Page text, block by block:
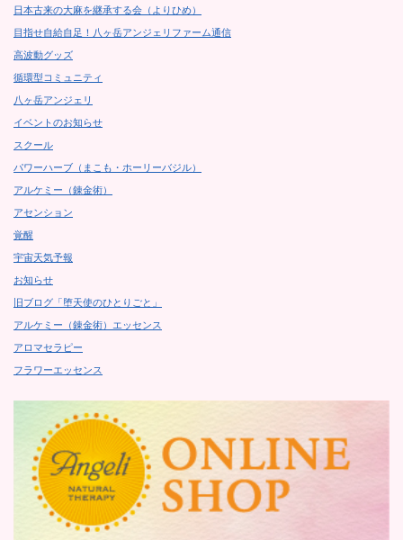
日本古来の大麻を継承する会（よりひめ）
目指せ自給自足！八ヶ岳アンジェリファーム通信
高波動グッズ
循環型コミュニティ
八ヶ岳アンジェリ
イベントのお知らせ
スクール
パワーハーブ（まこも・ホーリーバジル）
アルケミー（錬金術）
アセンション
覚醒
宇宙天気予報
お知らせ
旧ブログ「堕天使のひとりごと」
アルケミー（錬金術）エッセンス
アロマセラピー
フラワーエッセンス